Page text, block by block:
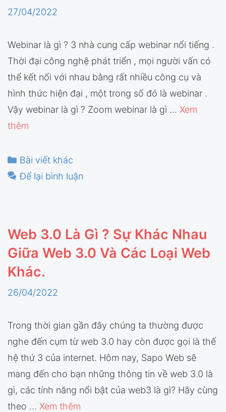
27/04/2022
Webinar là gì ? 3 nhà cung cấp webinar nổi tiếng .
Thời đại công nghệ phát triển , mọi người vấn có
thể kết nối với nhau bằng rất nhiều công cụ và
hình thức hiện đại , một trong số đó là webinar .
Vậy webinar là gì ? Zoom webinar là gì … Xem
thêm
Danh
mục
Bài viết khác
Để lại bình luận
Web 3.0 Là Gì ? Sự Khác Nhau
Giữa Web 3.0 Và Các Loại Web
Khác.
26/04/2022
Trong thời gian gần đây chúng ta thường được
nghe đến cụm từ web 3.0 hay còn được gọi là thế
hệ thứ 3 của internet. Hôm nay, Sapo Web sẽ
mang đến cho bạn những thông tin về web 3.0 là
gì, các tính năng nổi bật của web3 là gì? Hãy cùng
theo … Xem thêm